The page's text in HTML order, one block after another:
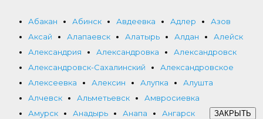
Абакан Абинск Авдеевка Адлер
Азов
Аксай
Алапаевск Алатырь Алдан
Алейск
Александрия
Александровка
Александровск
Александровск-Сахалинский
Александровское
Алексеевка
Алексин Алупка
Алушта
Алчевск
Альметьевск
Амвросиевка
Амурск
Анадырь Анапа
Ангарск
ЗАКРЫТЬ